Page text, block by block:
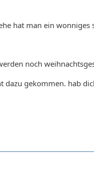
hat man ein wonniges
noch
gekommen. hab